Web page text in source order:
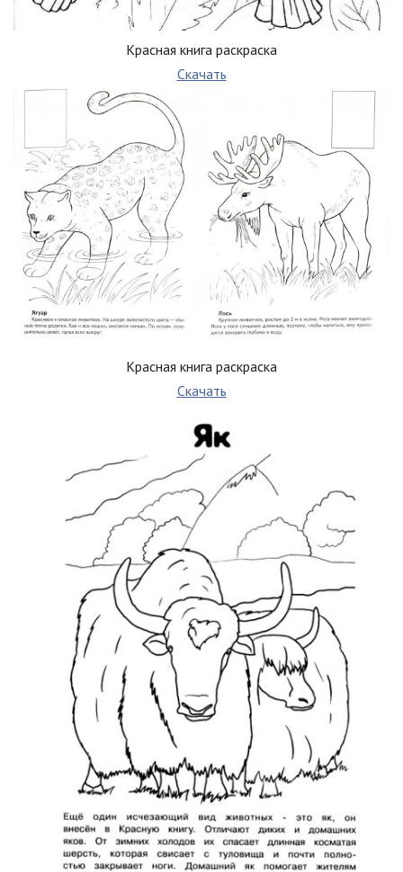
Красная книга раскраска
Скачать
Красная книга раскраска
Скачать